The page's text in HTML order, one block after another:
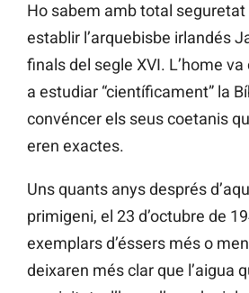
Ho sabem amb total seguretat
establir l’arquebisbe irlandés
finals del segle XVI. L’home
a estudiar “científicament” la
convéncer els seus coetanis
eren exactes.
Uns quants anys després
primigeni, el 23 d’octubre de
exemplars d’éssers més o
deixaren més clar que l’aigua